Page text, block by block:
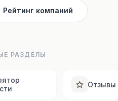
Рейтинг компаний
РАЗДЕЛЫ
Отзывы